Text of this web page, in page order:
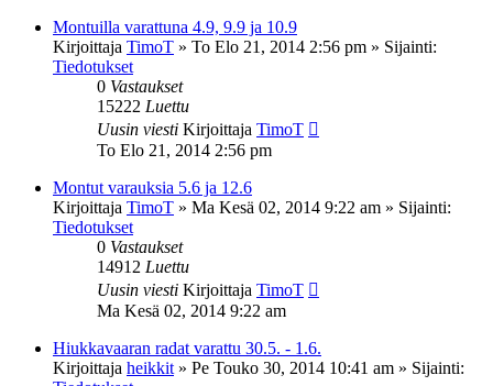
Montuilla varattuna 4.9, 9.9 ja 10.9
Kirjoittaja TimoT » To Elo 21, 2014 2:56 pm » Sijainti:
Tiedotukset
0 Vastaukset
15222 Luettu
Uusin viesti Kirjoittaja TimoT
To Elo 21, 2014 2:56 pm
Montut varauksia 5.6 ja 12.6
Kirjoittaja TimoT » Ma Kesä 02, 2014 9:22 am » Sijainti:
Tiedotukset
0 Vastaukset
14912 Luettu
Uusin viesti Kirjoittaja TimoT
Ma Kesä 02, 2014 9:22 am
Hiukkavaaran radat varattu 30.5. - 1.6.
Kirjoittaja heikkit » Pe Touko 30, 2014 10:41 am » Sijainti: